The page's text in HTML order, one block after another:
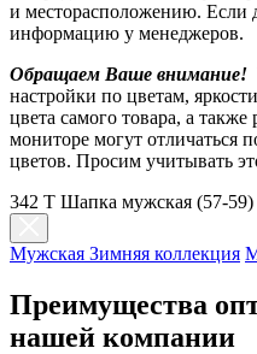
и месторасположению. Если
информацию у менеджеров.
Обращаем Ваше внимание!
настройки по цветам,
цвета самого товара, а
мониторе могут отличаться
цветов. Просим учитывать
342 T Шапка мужская (57-59)
Мужская Зимняя коллекция
Преимущества
нашей компании